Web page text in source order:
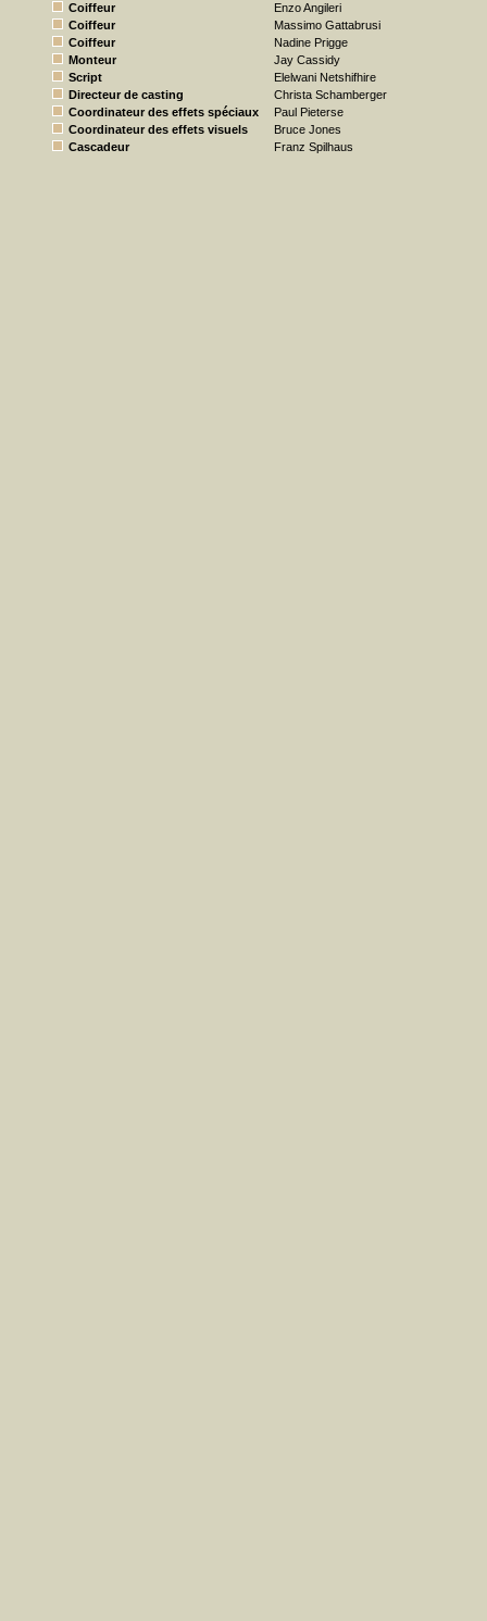
Coiffeur
Enzo Angileri
Coiffeur
Massimo Gattabrusi
Coiffeur
Nadine Prigge
Monteur
Jay Cassidy
Script
Elelwani Netshifhire
Directeur de casting
Christa Schamberger
Coordinateur des effets spéciaux
Paul Pieterse
Coordinateur des effets visuels
Bruce Jones
Cascadeur
Franz Spilhaus